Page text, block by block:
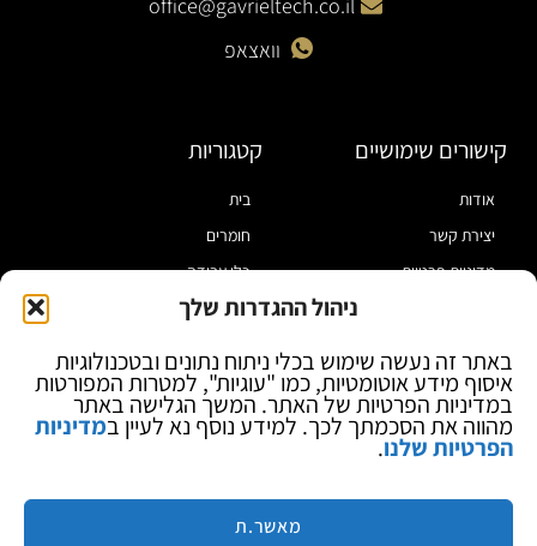
ניהול ההגדרות שלך
באתר זה נעשה שימוש בכלי ניתוח נתונים ובטכנולוגיות
איסוף מידע אוטומטיות, כמו "עוגיות", למטרות המפורטות
במדיניות הפרטיות של האתר. המשך הגלישה באתר
מהווה את הסכמתך לכך. למידע נוסף נא לעיין במדיניות
הפרטיות שלנו.
מאשר.ת
office@gavrieltech.co.il
וואצאפ
קישורים שימושיים
אודות
יצירת קשר
מדיניות פרטיות
בלוג
קטגוריות
בית
חומרים
כלי עבודה
מוצרי הלחמה
ספקי כח ומודדים
ציוד אופטי להגדלה
מותגים